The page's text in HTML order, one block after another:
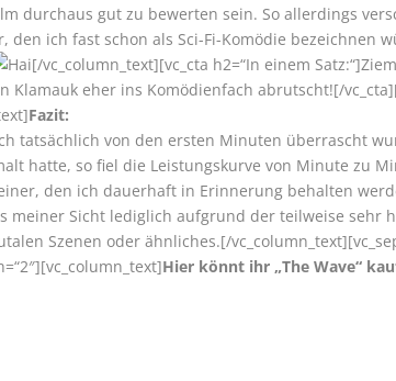
durchaus gut zu bewerten sein. So allerdings
den ich fast schon als Sci-Fi-Komödie bezeichnen
[/vc_column_text][vc_cta h2=“In einem
Klamauk eher ins Komödienfach abrutscht![/
Fazit:
tatsächlich von den ersten Minuten überrascht
hatte, so fiel die Leistungskurve von Minute zu
den ich dauerhaft in Erinnerung behalten
meiner Sicht lediglich aufgrund der teilweise sehr
Szenen oder ähnliches.[/
Hier könnt ihr „The Wave“